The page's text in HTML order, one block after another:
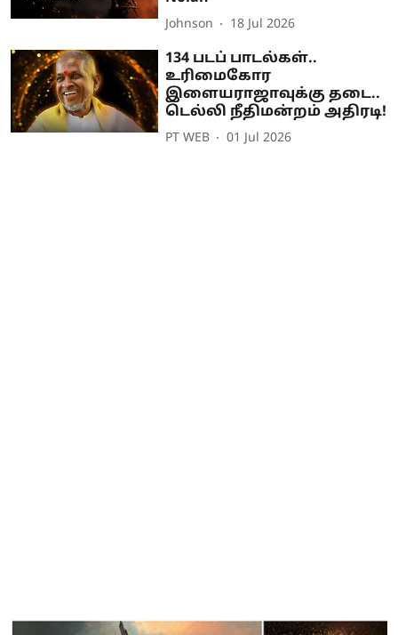
Johnson 18 Jul 2026
134 படப் பாடல்கள்..
உரிமைகோர
இளையராஜாவுக்கு தடை..
டெல்லி நீதிமன்றம் அதிரடி!
PT WEB 01 Jul 2026